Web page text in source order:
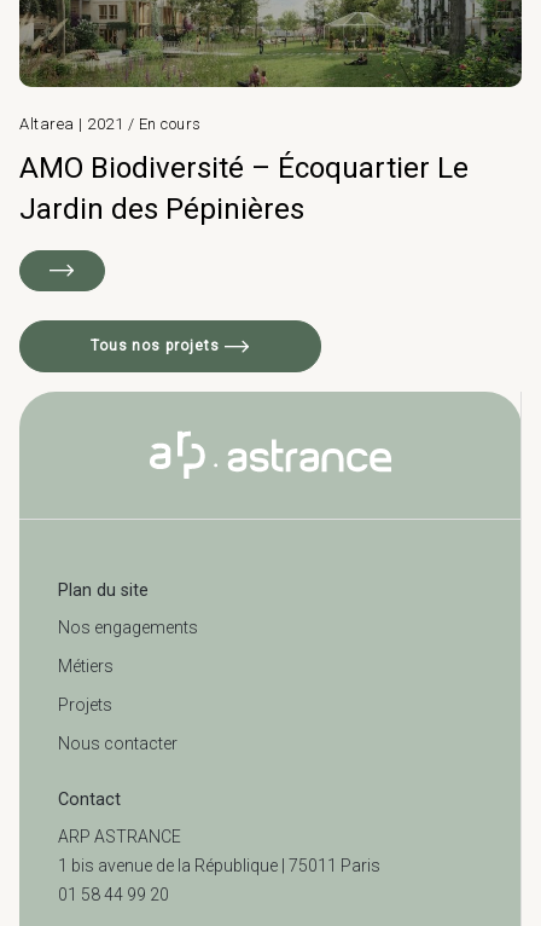
Altarea | 2021 / En cours
AMO Biodiversité – Écoquartier Le
Jardin des Pépinières
Tous nos projets
Plan du site
Nos engagements
Métiers
Projets
Nous contacter
Contact
ARP ASTRANCE
1 bis avenue de la République | 75011 Paris
01 58 44 99 20